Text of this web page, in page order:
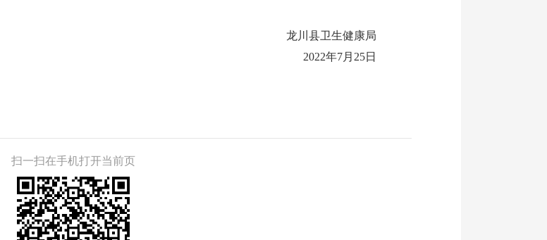
龙川县卫生健康局
2022年7月25日
扫一扫在手机打开当前页